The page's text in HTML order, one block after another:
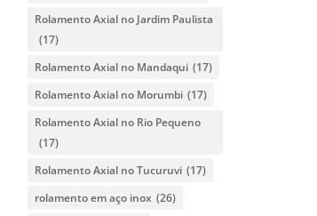
Rolamento Axial no Jardim Paulista
(17)
Rolamento Axial no Mandaqui (17)
Rolamento Axial no Morumbi (17)
Rolamento Axial no Rio Pequeno
(17)
Rolamento Axial no Tucuruvi (17)
rolamento em aço inox (26)